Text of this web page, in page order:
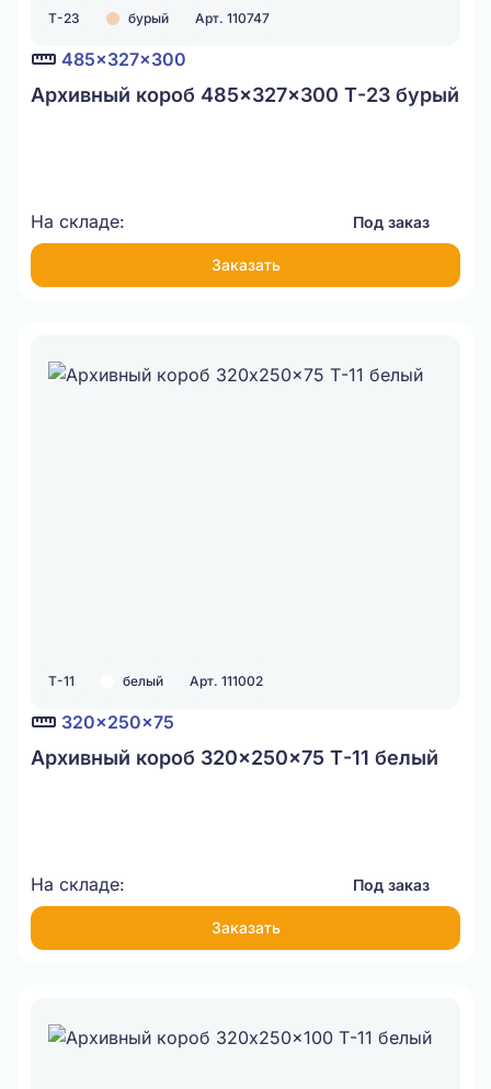
Т-23 бурый Арт. 110747
485x327x300
Архивный короб 485x327x300 Т-23 бурый
На складе: Под заказ
Заказать
Т-11 белый Арт. 111002
320x250x75
Архивный короб 320x250x75 Т-11 белый
На складе: Под заказ
Заказать